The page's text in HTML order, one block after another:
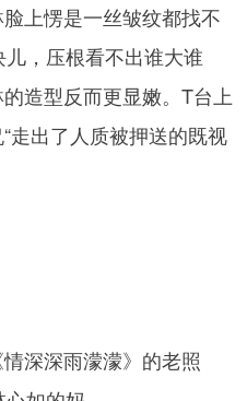
上愣是一丝皱纹都找不
，压根看不出谁大谁
造型反而更显嫩。T台上
走出了人质被押送的既视
深深雨濛濛》的老照